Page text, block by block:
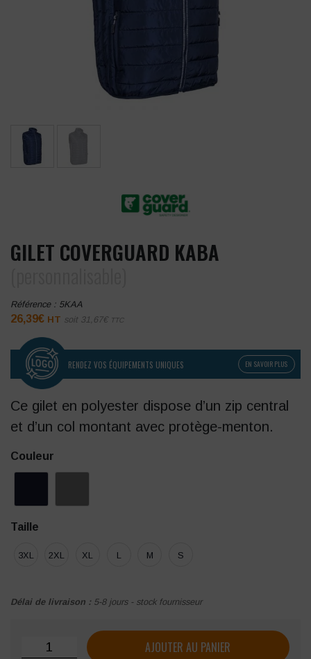
GILET COVERGUARD KABA
Référence : 5KAA
26,39€ HT soit 31,67€ TTC
RENDEZ VOS ÉQUIPEMENTS UNIQUES EN SAVOIR PLUS
Ce gilet en polyester dispose d’un zip central
et d’un col montant avec protège-menton.
Couleur
Taille
3XL 2XL XL L M S
Délai de livraison : 5-8 jours - stock fournisseur
quantité de Gilet Coverguard KABA
AJOUTER AU PANIER